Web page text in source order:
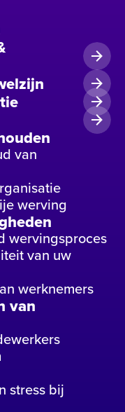
van
werving
wervingsproces
van uw
werknemers
van
stress bij